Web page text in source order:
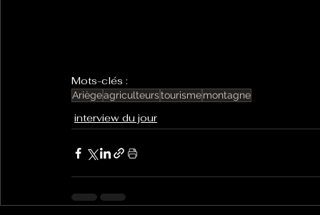
Mots-clés :
Ariègeagriculteurstourismemontagne
interview du jour